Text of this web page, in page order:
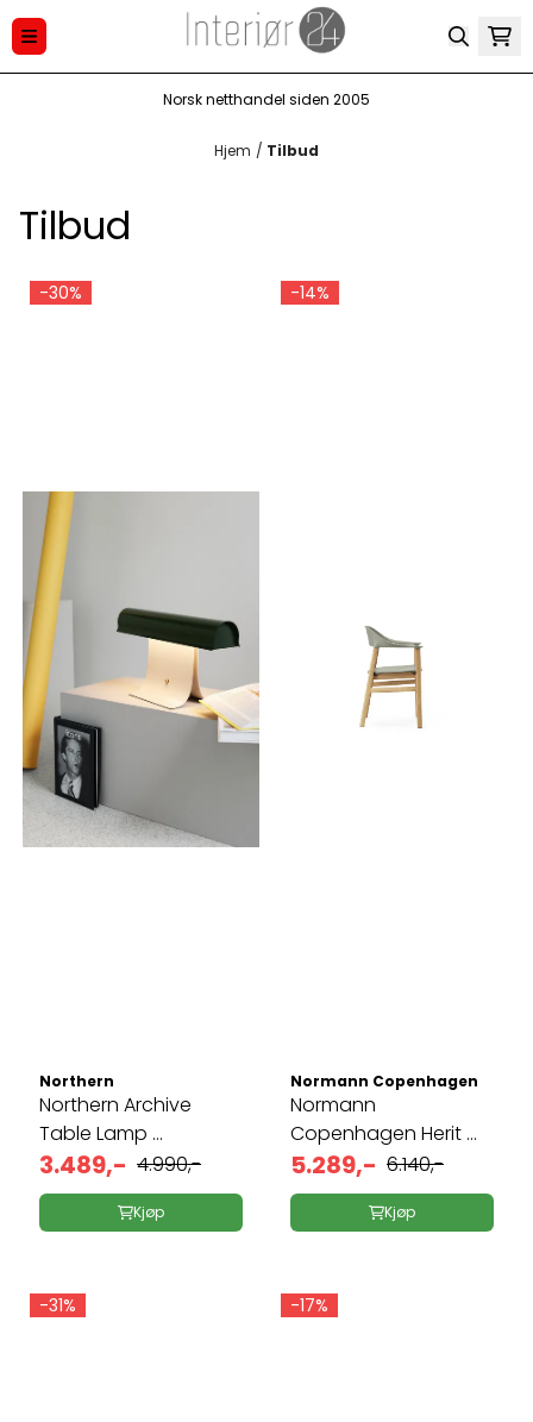
Hopp til innhold
Norsk netthandel siden 2005
Hjem / Tilbud
Tilbud
-30%
Northern
Northern Archive
Table Lamp ...
3.489,- 4.990,-
Kjøp
-14%
Normann Copenhagen
Normann
Copenhagen Herit ...
5.289,- 6.140,-
Kjøp
-31% -17%